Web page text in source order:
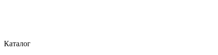
Каталог